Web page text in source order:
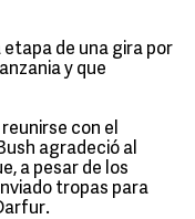
de una gira por
y que
con el
agradeció al
a pesar de los
tropas para